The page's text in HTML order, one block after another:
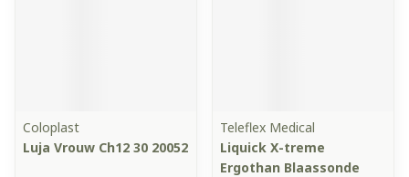
Coloplast
Luja Vrouw Ch12 30 20052
Teleflex Medical
Liquick X-treme
Ergothan Blaassonde